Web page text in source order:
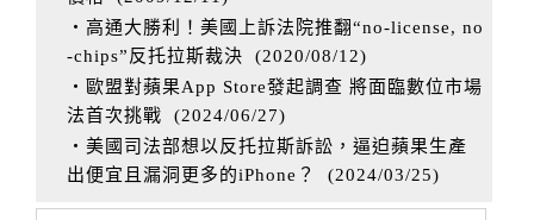
‧高通大勝利！美國上訴法院推翻“no-license, no
-chips”反托拉斯裁決 (2020/08/12)
‧歐盟對蘋果App Store發起調查 將面臨數位市場
法首次挑戰 (2024/06/27)
‧美國司法部想以反托拉斯訴訟，逼迫蘋果生產
出便宜且漏洞更多的iPhone？
(2024/03/25)